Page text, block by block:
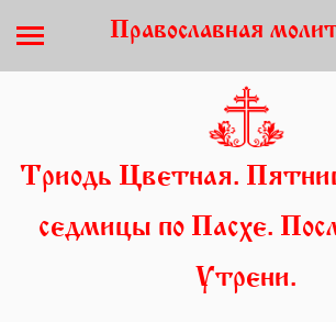
Православная
Триодь Цветная.
седмицы по Пасхе.
Утрени.